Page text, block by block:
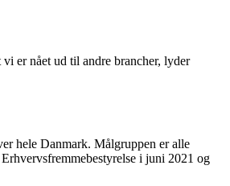
er nået ud til andre brancher, lyder
hele Danmark. Målgruppen er alle
i juni 2021 og